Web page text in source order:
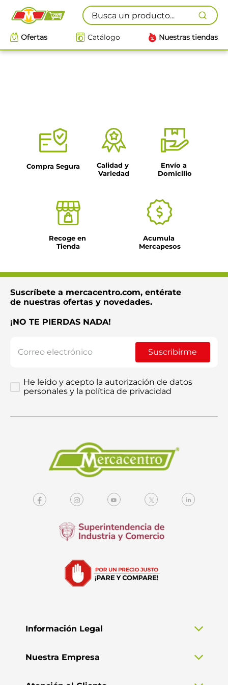
Busca un producto...
Ofertas Catálogo Nuestras tiendas
Compra Segura
Calidad y
Variedad
Envío a
Domicilio
Recoge en
Tienda
Acumula
Mercapesos
Suscríbete a mercacentro.com, entérate
de nuestras ofertas y novedades.
¡NO TE PIERDAS NADA!
Suscribirme
He leído y acepto la autorización de datos
personales y la política de privacidad
Información Legal
Nuestra Empresa